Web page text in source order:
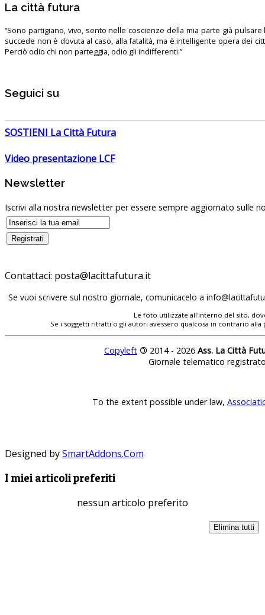
La città futura
“Sono partigiano, vivo, sento nelle coscienze della mia parte già pulsare
succede non è dovuta al caso, alla fatalità, ma è intelligente opera dei
Perciò odio chi non parteggia, odio gli indifferenti.”
Seguici su
SOSTIENI La Città Futura
Video presentazione LCF
Newsletter
Iscrivi alla nostra newsletter per essere sempre aggiornato sulle
Contattaci:
Se vuoi scrivere sul nostro giornale, comunicacelo a
Le foto utilizzate all'interno del sito,
Se i soggetti ritratti o gli autori avessero qualcosa in contrario
Copyleft © 2014 - 2026 Ass. La Città
Giornale telematico
To the extent possible under law,
Designed bySmartAddons.Com
I miei articoli preferiti
nessun articolo preferito